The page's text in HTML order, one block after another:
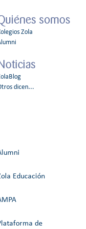
somos
Zola
dicen...
Educación
de